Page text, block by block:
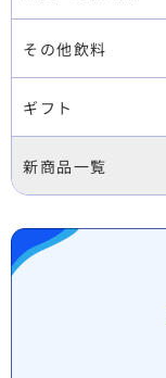
その他飲料
ギフト
新商品一覧